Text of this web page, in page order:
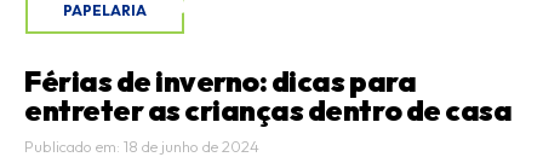
PAPELARIA
Férias de inverno: dicas para
entreter as crianças dentro de casa
Publicado em: 18 de junho de 2024